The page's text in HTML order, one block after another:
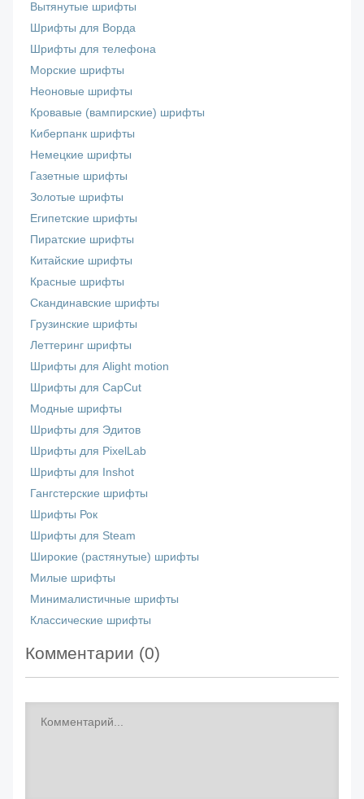
Вытянутые шрифты
Шрифты для Ворда
Шрифты для телефона
Морские шрифты
Неоновые шрифты
Кровавые (вампирские) шрифты
Киберпанк шрифты
Немецкие шрифты
Газетные шрифты
Золотые шрифты
Египетские шрифты
Пиратские шрифты
Китайские шрифты
Красные шрифты
Скандинавские шрифты
Грузинские шрифты
Леттеринг шрифты
Шрифты для Alight motion
Шрифты для CapCut
Модные шрифты
Шрифты для Эдитов
Шрифты для PixelLab
Шрифты для Inshot
Гангстерские шрифты
Шрифты Рок
Шрифты для Steam
Широкие (растянутые) шрифты
Милые шрифты
Минималистичные шрифты
Классические шрифты
Комментарии (0)